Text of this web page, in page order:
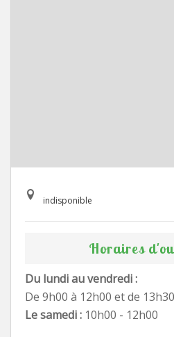
indisponible
Horaires
Du lundi au vendredi :
De 9h00 à 12h00 et de
Le samedi : 10h00 - 12h00